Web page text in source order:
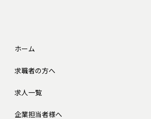
ホーム
求職者の方へ
求人一覧
企業担当者様へ